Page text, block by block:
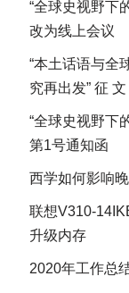
“全球史视野下
改为线上会议
“本土话语与全
究再出发” 征
“全球史视野下
第1号通知函
西学如何影响
联想V310-
升级内存
2020年工作总